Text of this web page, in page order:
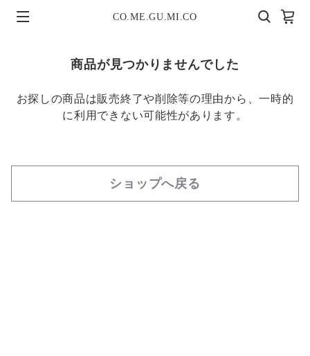
CO.ME.GU.MI.CO
商品が見つかりませんでした
お探しの商品は販売終了や削除等の理由から、一時的
に利用できない可能性があります。
ショップへ戻る